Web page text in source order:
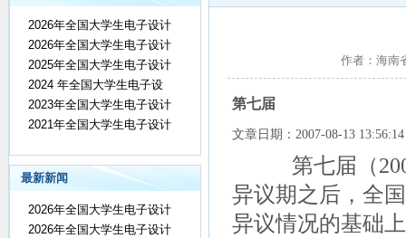
2026年全国大学生电子设计
2026年全国大学生电子设计
2025年全国大学生电子设计
2024 年全国大学生电子设
2023年全国大学生电子设计
2021年全国大学生电子设计
最新新闻
2026年全国大学生电子设计
2026年全国大学生电子设计
作者：海南
第七届
文章日期：2007-08-13
第七届（
异议期之后，全
异议情况的基础